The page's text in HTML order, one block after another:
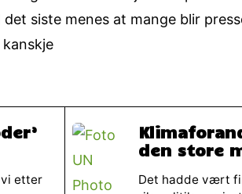
siste menes at mange blir
vi etter
den store
Det hadde vært